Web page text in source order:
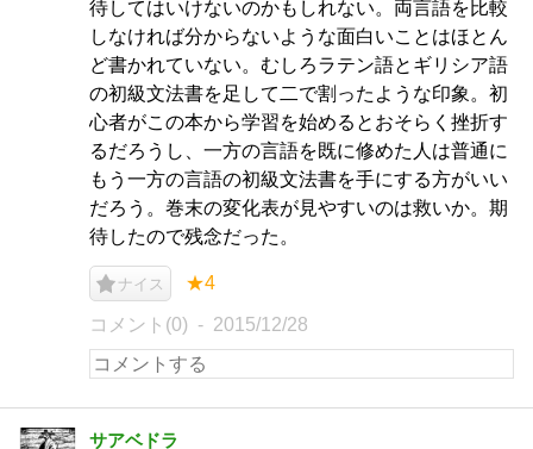
待してはいけないのかもしれない。両言語を比較
しなければ分からないような面白いことはほとん
ど書かれていない。むしろラテン語とギリシア語
の初級文法書を足して二で割ったような印象。初
心者がこの本から学習を始めるとおそらく挫折す
るだろうし、一方の言語を既に修めた人は普通に
もう一方の言語の初級文法書を手にする方がいい
だろう。巻末の変化表が見やすいのは救いか。期
待したので残念だった。
ナイス ★4
コメント(0) 2015/12/28
サアベドラ